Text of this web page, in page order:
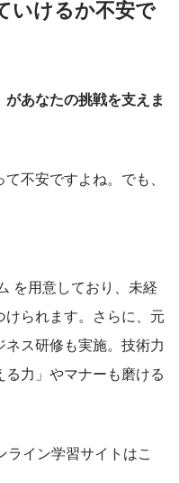
いけるか不安で
あなたの挑戦を支えま
不安ですよね。でも、
を用意しており、未経
られます。さらに、元
ス研修も実施。技術力
力」やマナーも磨ける
イン学習サイトはこ